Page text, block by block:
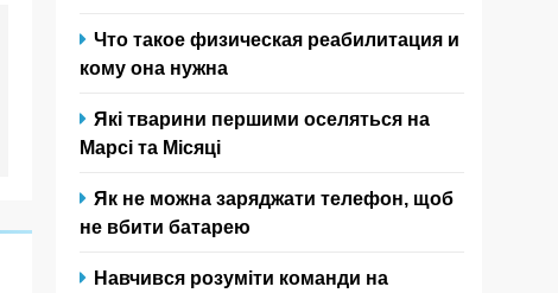
Что такое физическая реабилитация и
кому она нужна
Які тварини першими оселяться на
Марсі та Місяці
Як не можна заряджати телефон, щоб
не вбити батарею
Навчився розуміти команди на